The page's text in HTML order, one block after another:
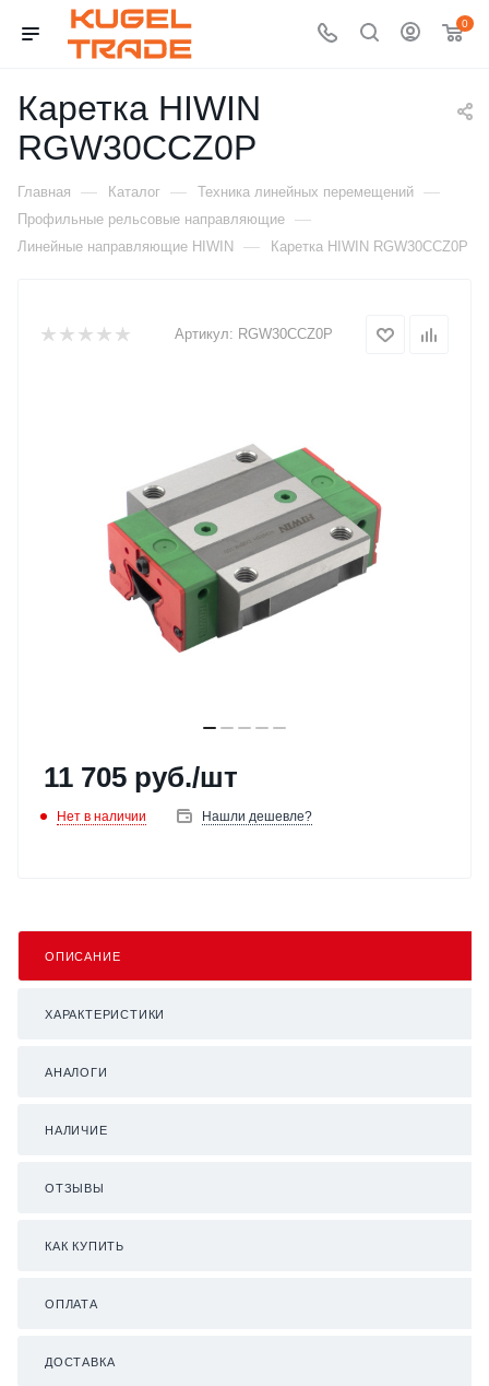
0
Каретка HIWIN
RGW30CCZ0P
Главная — Каталог — Техника линейных перемещений —
Профильные рельсовые направляющие —
Линейные направляющие HIWIN — Каретка HIWIN RGW30CCZ0P
Артикул: RGW30CCZ0P
11 705 руб./шт
Нет в наличии Нашли дешевле?
ОПИСАНИЕ
ХАРАКТЕРИСТИКИ
АНАЛОГИ
НАЛИЧИЕ
ОТЗЫВЫ
КАК КУПИТЬ
ОПЛАТА
ДОСТАВКА